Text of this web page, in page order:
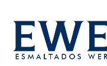
content